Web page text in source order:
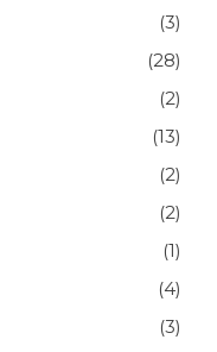
(3)
(28)
(2)
(13)
(2)
(2)
(1)
(4)
(3)